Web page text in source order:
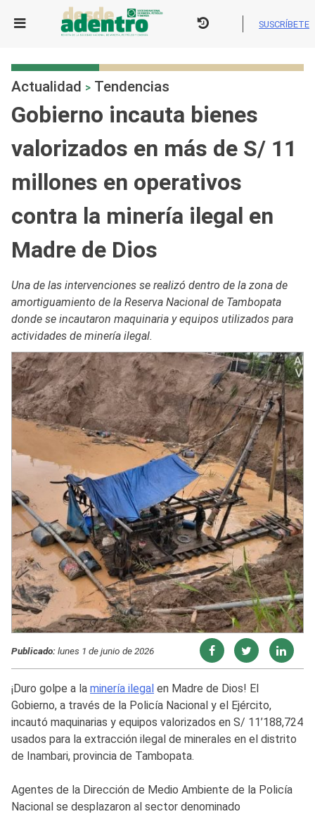
SUSCRÍBETE
Actualidad > Tendencias
Gobierno incauta bienes
valorizados en más de S/ 11
millones en operativos
contra la minería ilegal en
Madre de Dios
Una de las intervenciones se realizó dentro de la zona de
amortiguamiento de la Reserva Nacional de Tambopata
donde se incautaron maquinaria y equipos utilizados para
actividades de minería ilegal.
Publicado:lunes 1 de junio de 2026
¡Duro golpe a la minería ilegal en Madre de Dios! El
Gobierno, a través de la Policía Nacional y el Ejército,
incautó maquinarias y equipos valorizados en S/ 11’188,724
usados para la extracción ilegal de minerales en el distrito
de Inambari, provincia de Tambopata.
Agentes de la Dirección de Medio Ambiente de la Policía
Nacional se desplazaron al sector denominado